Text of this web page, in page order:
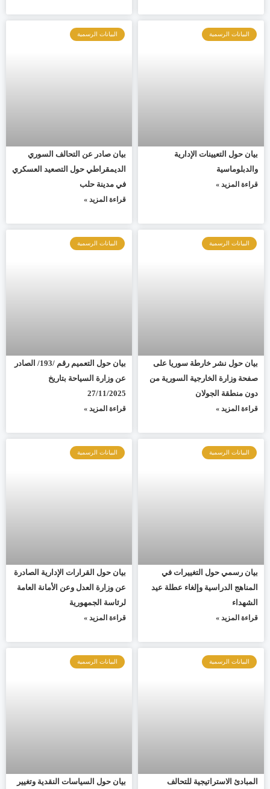
البيانات الرسمية
بيان حول التعيينات الإدارية
والدبلوماسية
قراءة المزيد »
البيانات الرسمية
بيان صادر عن التحالف السوري
الديمقراطي حول التصعيد العسكري
في مدينة حلب
قراءة المزيد »
البيانات الرسمية
بيان حول نشر خارطة سوريا على
صفحة وزارة الخارجية السورية من
دون منطقة الجولان
قراءة المزيد »
البيانات الرسمية
بيان حول التعميم رقم /193/ الصادر
عن وزارة السياحة بتاريخ
27/11/2025
قراءة المزيد »
البيانات الرسمية
بيان رسمي حول التغييرات في
المناهج الدراسية وإلغاء عطلة عيد
الشهداء
قراءة المزيد »
البيانات الرسمية
بيان حول القرارات الإدارية الصادرة
عن وزارة العدل وعن الأمانة العامة
لرئاسة الجمهورية
قراءة المزيد »
البيانات الرسمية
المبادئ الاستراتيجية للتحالف
البيانات الرسمية
بيان حول السياسات النقدية وتغيير